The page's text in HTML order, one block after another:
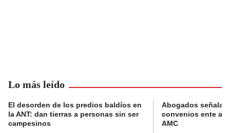
Lo más leído
El desorden de los predios baldíos en
la ANT: dan tierras a personas sin ser
campesinos
Abogados
convenios ente
AMC